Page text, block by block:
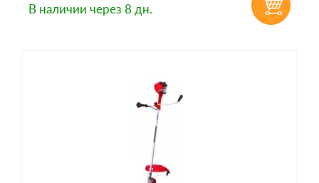
В наличии через 8 дн.